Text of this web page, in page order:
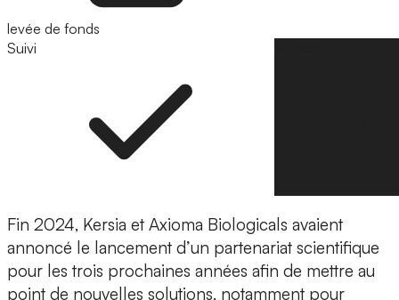
levée de fonds
Suivi
Fin 2024, Kersia et Axioma Biologicals avaient
annoncé le lancement d’un partenariat scientifique
pour les trois prochaines années afin de mettre au
point de nouvelles solutions, notamment pour